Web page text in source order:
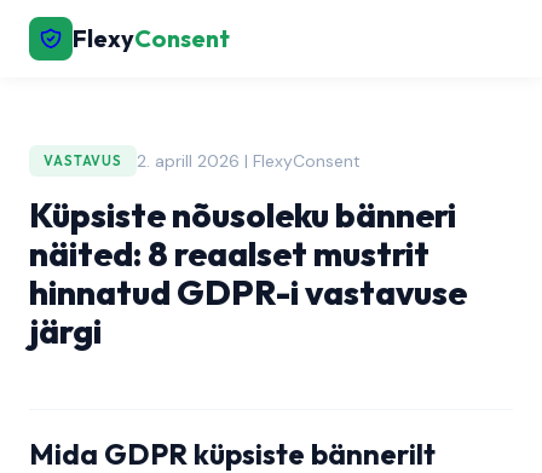
FlexyConsent
VASTAVUS 2. aprill 2026 | FlexyConsent
Küpsiste nõusoleku bänneri
näited: 8 reaalset mustrit
hinnatud GDPR-i vastavuse
järgi
Mida GDPR küpsiste bännerilt